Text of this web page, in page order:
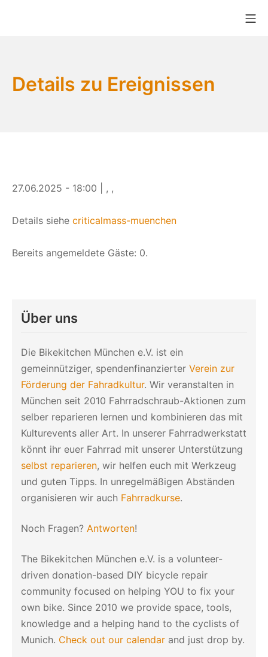
Bikekitchen München e.V.
Details zu Ereignissen
27.06.2025 - 18:00 | , ,
Details siehe criticalmass-muenchen
Bereits angemeldete Gäste: 0.
Über uns
Die Bikekitchen München e.V. ist ein
gemeinnütziger, spendenfinanzierter Verein zur
Förderung der Fahradkultur. Wir veranstalten in
München seit 2010 Fahrradschraub-Aktionen zum
selber reparieren lernen und kombinieren das mit
Kulturevents aller Art. In unserer Fahrradwerkstatt
könnt ihr euer Fahrrad mit unserer Unterstützung
selbst reparieren, wir helfen euch mit Werkzeug
und guten Tipps. In unregelmäßigen Abständen
organisieren wir auch Fahrradkurse.
Noch Fragen? Antworten!
The Bikekitchen München e.V. is a volunteer-
driven donation-based DIY bicycle repair
community focused on helping YOU to fix your
own bike. Since 2010 we provide space, tools,
knowledge and a helping hand to the cyclists of
Munich. Check out our calendar and just drop by.